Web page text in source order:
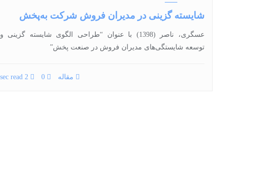
شایسته گزینی در مدیران فروش شرکت به‌پخش
عسگری، ناصر (1398) با عنوان “طراحی الگوی شایسته گزینی و
توسعه شایستگی‌های مدیران فروش در صنعت پخش”
مقاله 0
2 sec read